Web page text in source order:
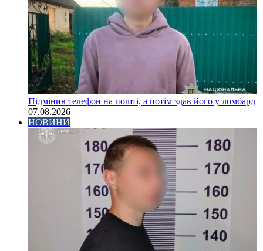
Підмінив телефон на пошті, а потім здав його у ломбард
07.08.2026
НОВИНИ